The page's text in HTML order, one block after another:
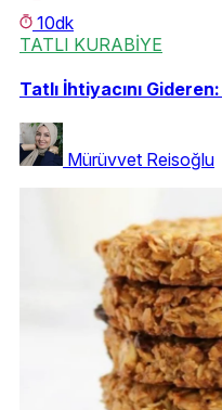
10dk
TATLI KURABİYE
Tatlı İhtiyacını
Mürüvvet Reisoğlu